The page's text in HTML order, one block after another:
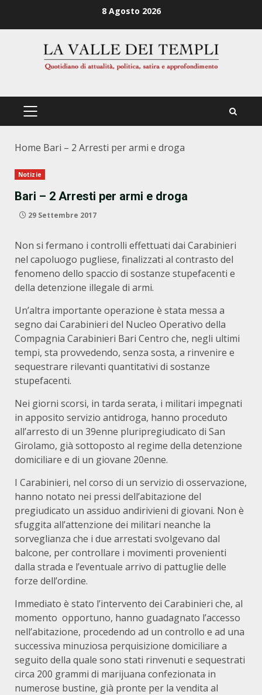
8 Agosto 2026
PRIMÄRES
Home Bari – 2 Arresti per armi e droga
Notizie
Bari – 2 Arresti per armi e droga
29 Settembre 2017
Non si fermano i controlli effettuati dai Carabinieri
nel capoluogo pugliese, finalizzati al contrasto del
fenomeno dello spaccio di sostanze stupefacenti e
della detenzione illegale di armi.
Un’altra importante operazione è stata messa a
segno dai Carabinieri del Nucleo Operativo della
Compagnia Carabinieri Bari Centro che, negli ultimi
tempi, sta provvedendo, senza sosta, a rinvenire e
sequestrare rilevanti quantitativi di sostanze
stupefacenti.
Nei giorni scorsi, in tarda serata, i militari impegnati
in apposito servizio antidroga, hanno proceduto
all’arresto di un 39enne pluripregiudicato di San
Girolamo, già sottoposto al regime della detenzione
domiciliare e di un giovane 20enne.
I Carabinieri, nel corso di un servizio di osservazione,
hanno notato nei pressi dell’abitazione del
pregiudicato un assiduo andirivieni di giovani. Non è
sfuggita all’attenzione dei militari neanche la
sorveglianza che i due arrestati svolgevano dal
balcone, per controllare i movimenti provenienti
dalla strada e l’eventuale arrivo di pattuglie delle
forze dell’ordine.
Immediato è stato l’intervento dei Carabinieri che, al
momento opportuno, hanno guadagnato l’accesso
nell’abitazione, procedendo ad un controllo e ad una
successiva minuziosa perquisizione domiciliare a
seguito della quale sono stati rinvenuti e sequestrati
circa 200 grammi di marijuana confezionata in
numerose bustine, già pronte per la vendita al